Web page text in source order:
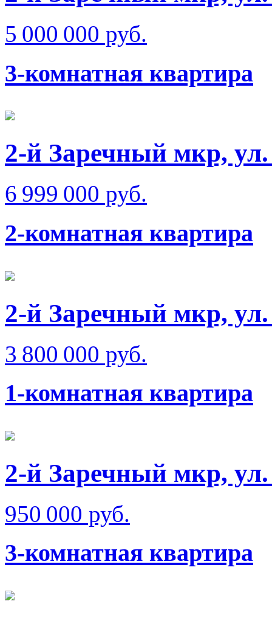
5 000 000 руб.
3-комнатная квартира
2-й Заречный мкр,
6 999 000 руб.
2-комнатная квартира
2-й Заречный мкр,
3 800 000 руб.
1-комнатная квартира
2-й Заречный мкр,
950 000 руб.
3-комнатная квартира